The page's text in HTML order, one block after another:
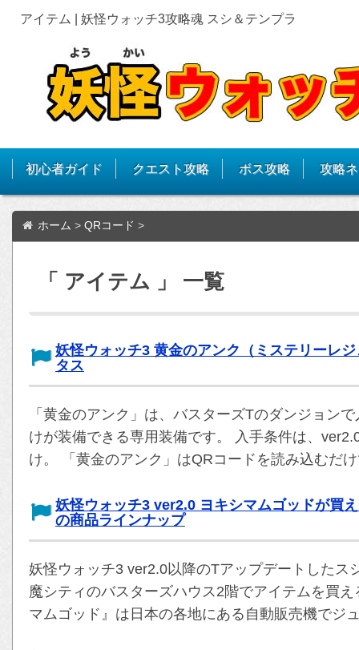
アイテム | 妖怪ウォッチ3攻略魂 スシ＆テンプラ
初心者ガイド クエスト攻略 ボス攻略 攻略
ホーム > QRコード >
「 アイテム 」 一覧
妖怪ウォッチ3 黄金のアンク（ミステリーレ
タス
「黄金のアンク」は、バスターズTのダンジョン
けが装備できる専用装備です。 入手条件は、
け。 「黄金のアンク」はQRコードを読み込むだ
妖怪ウォッチ3 ver2.0 ヨキシマムゴッドが買
の商品ラインナップ
妖怪ウォッチ3 ver2.0以降のTアップデートしたス
魔シティのバスターズハウス2階でアイテムを買
マムゴッド』は日本の各地にある自動販売機でジ